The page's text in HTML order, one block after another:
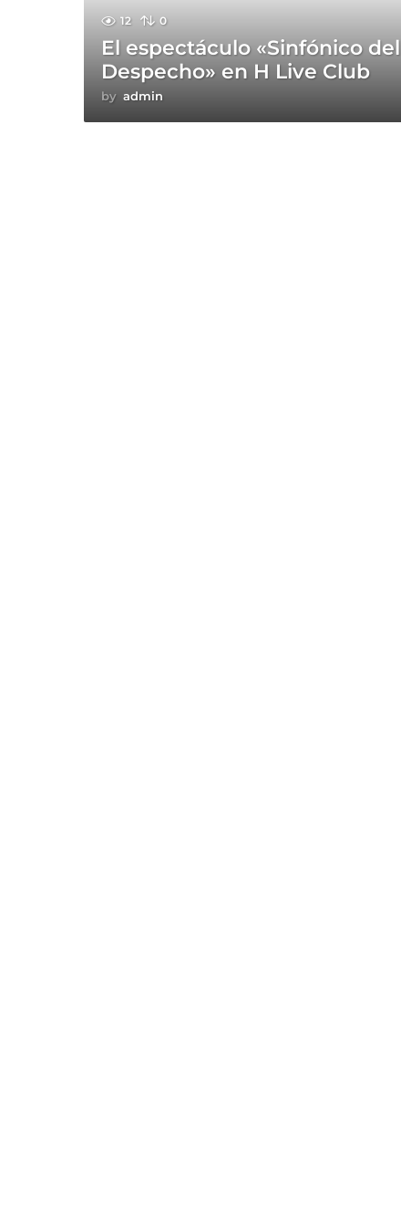
12 0
El espectáculo «Sinfónico del
Despecho» en H Live Club
by admin